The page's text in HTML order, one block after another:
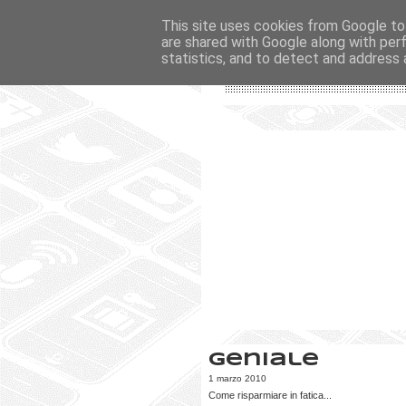
Geniale
1 marzo 2010
Come risparmiare in fatica...
This site uses cookies from Google
are shared with Google along with
statistics, and to detect and address